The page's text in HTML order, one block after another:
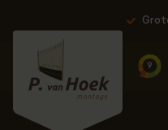
9